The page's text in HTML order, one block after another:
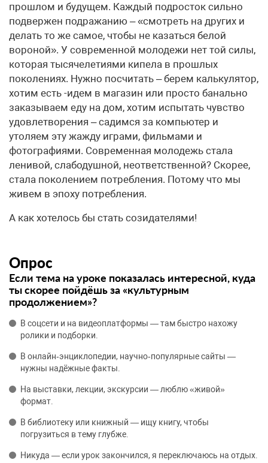
прошлом и будущем. Каждый подросток сильно
подвержен подражанию – «смотреть на других и
делать то же самое, чтобы не казаться белой
вороной». У современной молодежи нет той силы,
которая тысячелетиями кипела в прошлых
поколениях. Нужно посчитать – берем калькулятор,
хотим есть -идем в магазин или просто банально
заказываем еду на дом, хотим испытать чувство
удовлетворения – садимся за компьютер и
утоляем эту жажду играми, фильмами и
фотографиями. Современная молодежь стала
ленивой, слабодушной, неответственной? Скорее,
стала поколением потребления. Потому что мы
живем в эпоху потребления.
А как хотелось бы стать созидателями!
Опрос
Если тема на уроке показалась интересной, куда
ты скорее пойдёшь за «культурным
продолжением»?
В соцсети и на видеоплатформы — там быстро нахожу
ролики и подборки.
В онлайн‑энциклопедии, научно‑популярные сайты —
нужны надёжные факты.
На выставки, лекции, экскурсии — люблю «живой»
формат.
В библиотеку или книжный — ищу книгу, чтобы
погрузиться в тему глубже.
Никуда — если урок закончился, я переключаюсь на отдых.